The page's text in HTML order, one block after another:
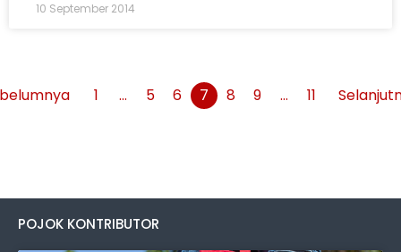
10 September 2014
1 … 5 6 7 8 9 … 11
POJOK KONTRIBUTOR